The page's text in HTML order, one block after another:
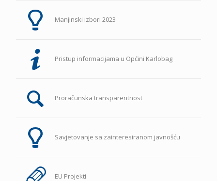
Manjinski izbori 2023
Pristup informacijama u Općini Karlobag
Proračunska transparentnost
Savjetovanje sa zainteresiranom javnošću
EU Projekti